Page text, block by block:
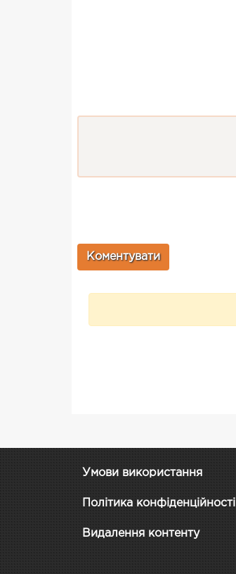
Умови використання
Політика конфіденційності
Видалення контенту